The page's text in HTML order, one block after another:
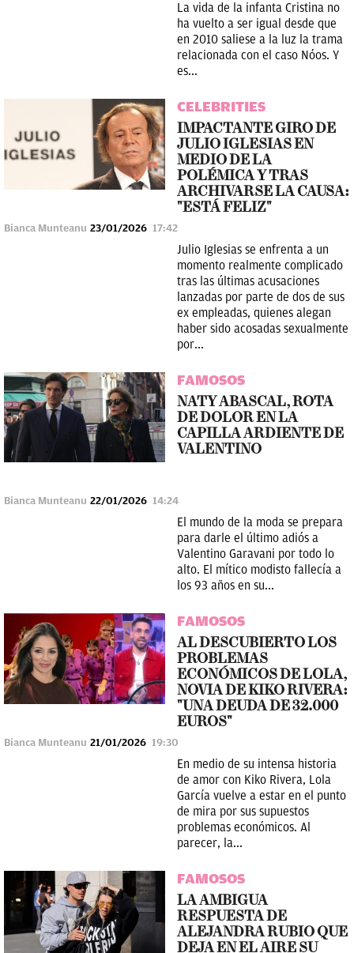
La vida de la infanta Cristina no
ha vuelto a ser igual desde que
en 2010 saliese a la luz la trama
relacionada con el caso Nóos. Y
es...
CELEBRITIES
IMPACTANTE GIRO DE
JULIO IGLESIAS EN
MEDIO DE LA
POLÉMICA Y TRAS
ARCHIVARSE LA CAUSA:
"ESTÁ FELIZ"
Bianca Munteanu 23/01/2026 17:42
Julio Iglesias se enfrenta a un
momento realmente complicado
tras las últimas acusaciones
lanzadas por parte de dos de sus
ex empleadas, quienes alegan
haber sido acosadas sexualmente
por...
FAMOSOS
NATY ABASCAL, ROTA
DE DOLOR EN LA
CAPILLA ARDIENTE DE
VALENTINO
Bianca Munteanu 22/01/2026 14:24
El mundo de la moda se prepara
para darle el último adiós a
Valentino Garavani por todo lo
alto. El mítico modisto fallecía a
los 93 años en su...
FAMOSOS
AL DESCUBIERTO LOS
PROBLEMAS
ECONÓMICOS DE LOLA,
NOVIA DE KIKO RIVERA:
"UNA DEUDA DE 32.000
EUROS"
Bianca Munteanu 21/01/2026 19:30
En medio de su intensa historia
de amor con Kiko Rivera, Lola
García vuelve a estar en el punto
de mira por sus supuestos
problemas económicos. Al
parecer, la...
FAMOSOS
LA AMBIGUA
RESPUESTA DE
ALEJANDRA RUBIO QUE
DEJA EN EL AIRE SU